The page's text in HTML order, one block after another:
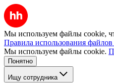
Мы используем файлы cookie,
Правила использования
Мы используем файлы cookie.
Понятно
Ищу сотрудника